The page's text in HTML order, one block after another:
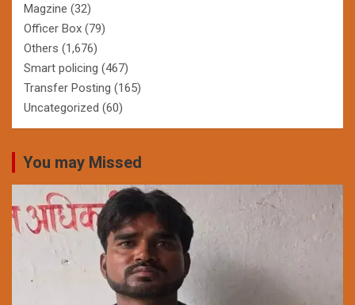
Magzine (32)
Officer Box (79)
Others (1,676)
Smart policing (467)
Transfer Posting (165)
Uncategorized (60)
You may Missed